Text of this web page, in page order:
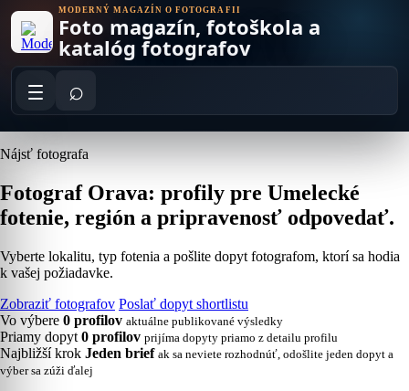
content
MODERNÝ MAGAZÍN O FOTOGRAFII
Foto magazín, fotoškola a
katalóg fotografov
⌕
Nájsť fotografa
Fotograf Orava: profily pre Umelecké
fotenie, región a pripravenosť odpovedať.
Vyberte lokalitu, typ fotenia a pošlite dopyt fotografom, ktorí sa hodia
k vašej požiadavke.
Zobraziť fotografov Poslať dopyt shortlistu
Vo výbere 0 profilov aktuálne publikované výsledky
Priamy dopyt 0 profilov prijíma dopyty priamo z detailu profilu
Najbližší krok Jeden brief ak sa neviete rozhodnúť, odošlite jeden dopyt a
výber sa zúži ďalej